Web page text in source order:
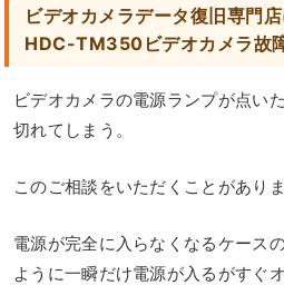
ビデオカメラデータ復旧専門
HDC-TM350ビデオカメラ故
ビデオカメラの電源ランプが点い
切れてしまう。
このご相談をいただくことがありま
電源が完全に入らなくなるケース
ように一瞬だけ電源が入るがすぐ